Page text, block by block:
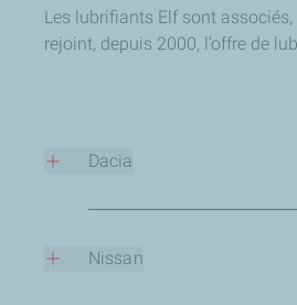
Les lubrifiants Elf sont associés,
rejoint, depuis 2000, l’offre de
Dacia
TotalEnergies, via sa marque
Nissan